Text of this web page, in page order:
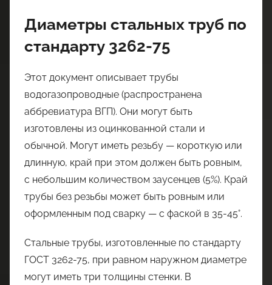
Диаметры стальных труб по
стандарту 3262-75
Этот документ описывает трубы
водогазопроводные (распространена
аббревиатура ВГП). Они могут быть
изготовлены из оцинкованной стали и
обычной. Могут иметь резьбу — короткую или
длинную, край при этом должен быть ровным,
с небольшим количеством заусенцев (5%). Край
трубы без резьбы может быть ровным или
оформленным под сварку — с фаской в 35-45°.
Стальные трубы, изготовленные по стандарту
ГОСТ 3262-75, при равном наружном диаметре
могут иметь три толщины стенки. В